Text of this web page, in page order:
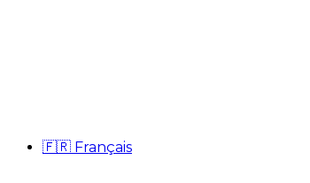
🇫🇷 Français